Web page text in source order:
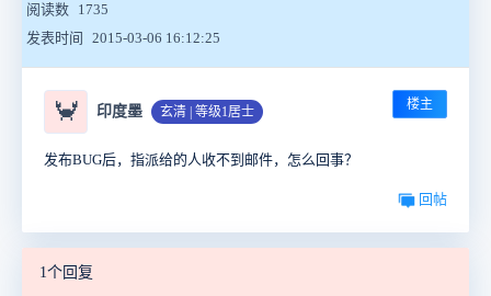
阅读数 1735
发表时间
2015-03-06 16:12:25
🦀 印度墨 玄清 | 等级1居士 楼主
发布BUG后，指派给的人收不到邮件，怎么回事？
回帖
1个回复